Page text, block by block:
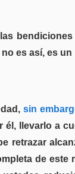
es así, es
sin
llevarlo a
retrazar
de